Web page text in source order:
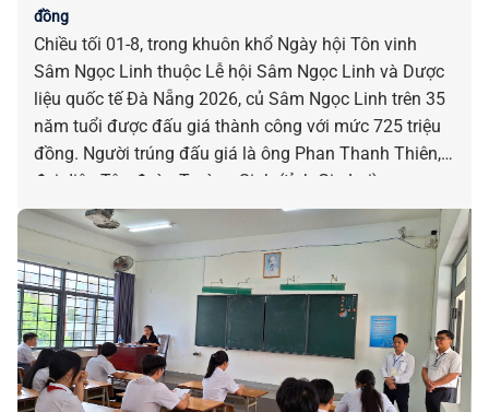
đồng
Chiều tối 01-8, trong khuôn khổ Ngày hội Tôn vinh
Sâm Ngọc Linh thuộc Lễ hội Sâm Ngọc Linh và Dược
liệu quốc tế Đà Nẵng 2026, củ Sâm Ngọc Linh trên 35
năm tuổi được đấu giá thành công với mức 725 triệu
đồng. Người trúng đấu giá là ông Phan Thanh Thiên,
đại diện Tập đoàn Trường Sinh (tỉnh Gia Lai).